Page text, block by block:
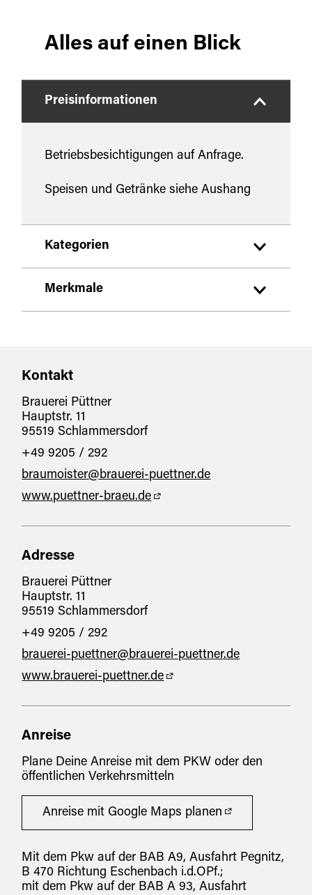
Alles auf einen Blick
Preisinformationen
Betriebsbesichtigungen auf Anfrage.
Speisen und Getränke siehe Aushang
Kategorien
Ausflugsziele
Brauereien
Merkmale
für Familien
für Gruppen
Kontakt
Brauerei Püttner
Hauptstr. 11
95519 Schlammersdorf
+49 9205 / 292
braumoister@brauerei-puettner.de
www.puettner-braeu.de
Adresse
Brauerei Püttner
Hauptstr. 11
95519 Schlammersdorf
+49 9205 / 292
brauerei-puettner@brauerei-puettner.de
www.brauerei-puettner.de
Anreise
Plane Deine Anreise mit dem PKW oder den
öffentlichen Verkehrsmitteln
Anreise mit Google Maps planen
Mit dem Pkw auf der BAB A9, Ausfahrt Pegnitz,
B 470 Richtung Eschenbach i.d.OPf.;
mit dem Pkw auf der BAB A 93, Ausfahrt